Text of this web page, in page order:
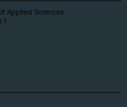
Applied Sciences
1